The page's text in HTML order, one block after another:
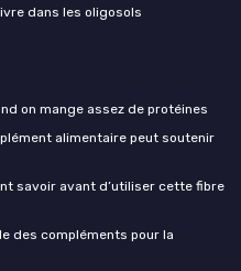
dans les oligosols
on mange assez de protéines
alimentaire peut soutenir
savoir avant d’utiliser cette fibre
des compléments pour la